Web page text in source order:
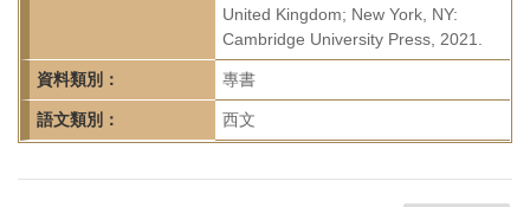
首
頁
United Kingdom; New York, NY:
Cambridge University Press, 2021.
資料類別： 專書
語文類別： 西文